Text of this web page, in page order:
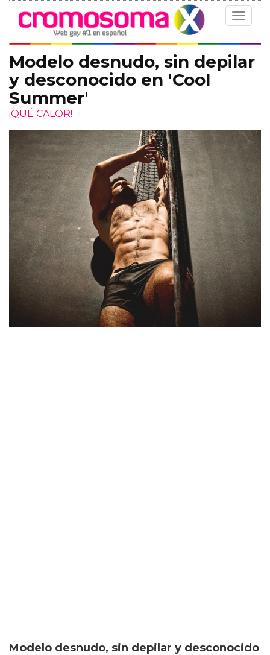
Toggle
Modelo desnudo, sin depilar
y desconocido en 'Cool
Summer'
¡QUÉ CALOR!
Modelo desnudo, sin depilar y desconocido